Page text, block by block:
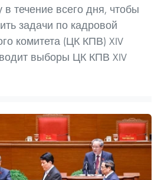
течение всего дня, чтобы
задачи по кадровой
комитета (ЦК КПВ) XIV
выборы ЦК КПВ XIV